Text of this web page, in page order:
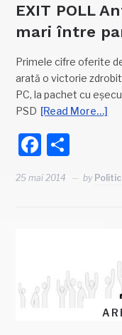
EXIT POLL
mari între
Primele cifre oferite
arată o victorie
PC, la pachet cu
PSD [Read More…]
25 mai 2014 by